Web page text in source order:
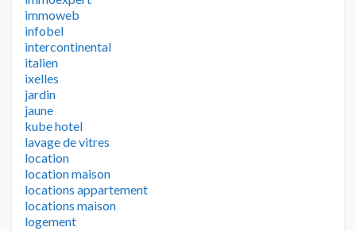
immoweb
infobel
intercontinental
italien
ixelles
jardin
jaune
kube hotel
lavage de vitres
location
location maison
locations appartement
locations maison
logement